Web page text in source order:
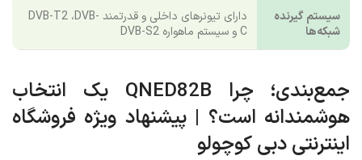
سیستم گیرنده
شبکه‌ها
دارای تیونرهای داخلی و قدرتمند DVB-T2 ،DVB-
C و سیستم ماهواره DVB-S2
جمع‌بندی؛ چرا QNED82B یک انتخاب
هوشمندانه است؟ | پیشنهاد ویژه فروشگاه
اینترنتی دبی کوچولو